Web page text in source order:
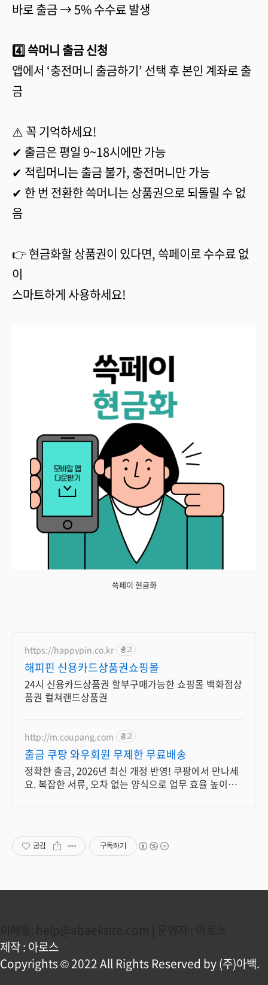
바로 출금 → 5% 수수료 발생
4️⃣ 쓱머니 출금 신청
앱에서 ‘충전머니 출금하기’ 선택 후 본인 계좌로 출
금
⚠️ 꼭 기억하세요!
✔ 출금은 평일 9~18시에만 가능
✔ 적립머니는 출금 불가, 충전머니만 가능
✔ 한 번 전환한 쓱머니는 상품권으로 되돌릴 수 없
음
👉 현금화할 상품권이 있다면, 쓱페이로 수수료 없
이
스마트하게 사용하세요!
쓱페이 현금화
https://happypin.co.kr 광고
해피핀 신용카드상품권쇼핑몰
24시 신용카드상품권 할부구매가능한 쇼핑몰 백화점상
품권 컬쳐랜드상품권
http://m.coupang.com 광고
출금 쿠팡 와우회원 무제한 무료배송
정확한 출금, 2026년 최신 개정 반영! 쿠팡에서 만나세
요. 복잡한 서류, 오차 없는 양식으로 업무 효율 높이고
공감 구독하기
제작 : 아로스
Copyrights © 2022 All Rights Reserved by (주)아백.